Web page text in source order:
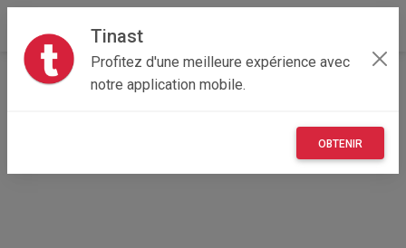
Tinast
Profitez d'une meilleure expérience avec
notre application mobile.
OBTENIR
Accueil Multimedia Occitanie